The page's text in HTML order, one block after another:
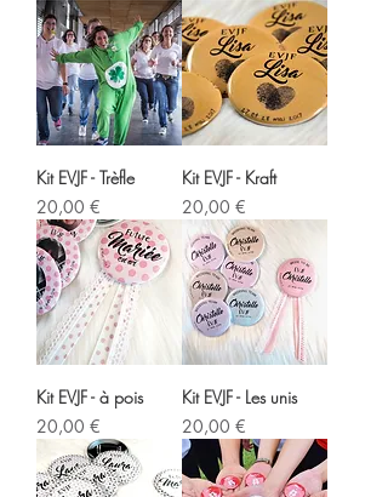
Kit EVJF - Trèfle
Prix
20,00 €
Kit EVJF - Kraft
Prix
20,00 €
Kit EVJF - à pois
Prix
20,00 €
Kit EVJF - Les unis
Prix
20,00 €